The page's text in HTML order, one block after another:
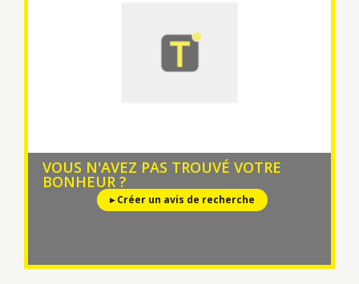
VOUS N'AVEZ PAS TROUVÉ VOTRE
BONHEUR ?
▸ Créer un avis de recherche